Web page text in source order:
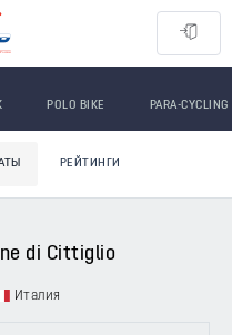
POLO BIKE PARA-CYCLING
РЕЙТИНГИ
di Cittiglio
Италия